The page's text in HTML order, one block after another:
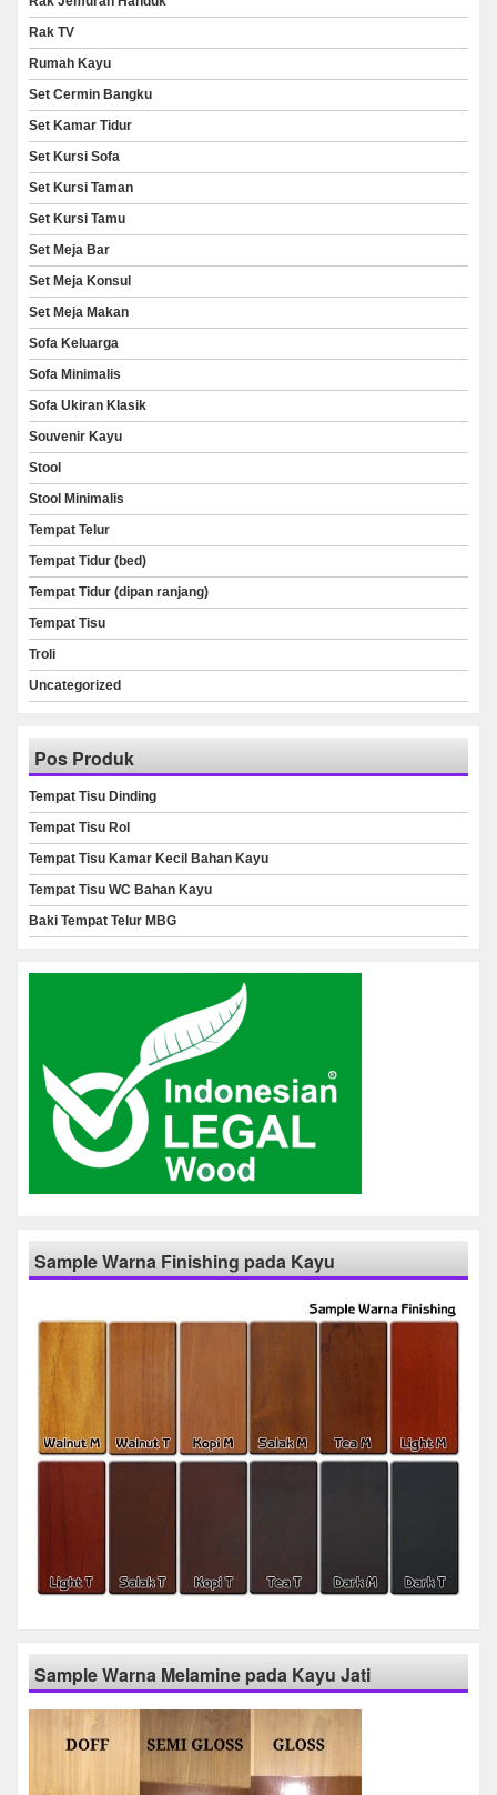
Rak TV
Rumah Kayu
Set Cermin Bangku
Set Kamar Tidur
Set Kursi Sofa
Set Kursi Taman
Set Kursi Tamu
Set Meja Bar
Set Meja Konsul
Set Meja Makan
Sofa Keluarga
Sofa Minimalis
Sofa Ukiran Klasik
Souvenir Kayu
Stool
Stool Minimalis
Tempat Telur
Tempat Tidur (bed)
Tempat Tidur (dipan ranjang)
Tempat Tisu
Troli
Uncategorized
Pos Produk
Tempat Tisu Dinding
Tempat Tisu Rol
Tempat Tisu Kamar Kecil Bahan Kayu
Tempat Tisu WC Bahan Kayu
Baki Tempat Telur MBG
Sample Warna Finishing pada Kayu
Sample Warna Melamine pada Kayu Jati